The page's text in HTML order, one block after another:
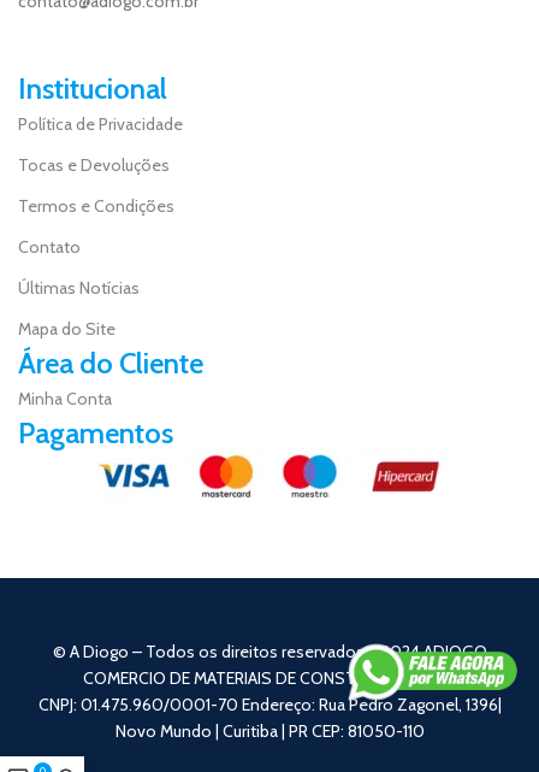
Institucional
Política de Privacidade
Tocas e Devoluções
Termos e Condições
Contato
Últimas Notícias
Mapa do Site
Área do Cliente
Minha Conta
Pagamentos
© A Diogo – Todos os direitos reservados – 2024 ADIOGO
COMERCIO DE MATERIAIS DE CONSTRUÇÃO EIRELI
CNPJ: 01.475.960/0001-70 Endereço: Rua Pedro Zagonel, 1396|
Novo Mundo | Curitiba | PR CEP: 81050-110